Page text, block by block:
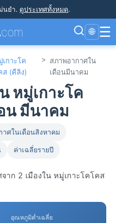
นยำ. ดูประเทศทั้งหมด.
com 🌐 ☰
เกาะโค
ส (คีลิง)
> สภาพอากาศใน
เดือนมีนาคม
หมู่เกาะโค
น มีนาคม
าศในเดือนสิงหาคม
ค่าเฉลี่ยรายปี
าก 2 เมืองใน หมู่เกาะโคโคส
อุณหภูมิต่ำเฉลี่ย